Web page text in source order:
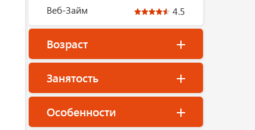
Веб-Займ 4.5
Возраст
Занятость
Особенности